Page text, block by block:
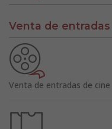
Venta de entradas
Venta de entradas de cine